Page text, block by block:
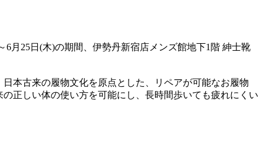
月25日(木)の期間、伊勢丹新宿店メンズ館地下1階 紳士靴
本古来の履物文化を原点とした、リペアが可能なお履物
正しい体の使い方を可能にし、長時間歩いても疲れにくい